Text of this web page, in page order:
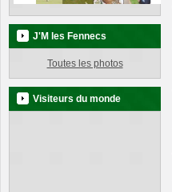
J'M les Fennecs
Toutes les photos
Visiteurs du monde